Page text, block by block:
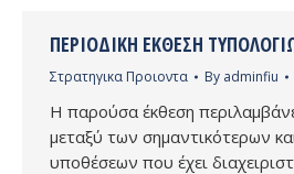
ΠΕΡΙΟΔΙΚΉ ΈΚΘΕΣΗ
Στρατηγικα Προιοντα By adminfiu
Η παρούσα έκθεση
μεταξύ των σημαντικότερων
υποθέσεων που έχει